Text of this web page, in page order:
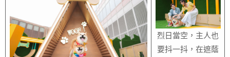
烈日當空，主人也
要抖一抖，在遮蔭